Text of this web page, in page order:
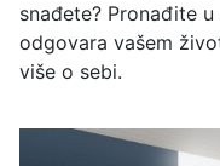
snađete? Pronađite
odgovara vašem
više o sebi.